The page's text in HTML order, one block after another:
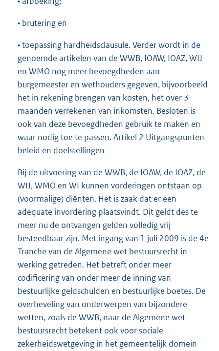
• brutering en
• toepassing hardheidsclausule. Verder wordt in de
genoemde artikelen van de WWB, IOAW, IOAZ, WIJ
en WMO nog meer bevoegdheden aan
burgemeester en wethouders gegeven, bijvoorbeeld
het in rekening brengen van kosten, het over 3
maanden verrekenen van inkomsten. Besloten is
ook van deze bevoegdheden gebruik te maken en
waar nodig toe te passen. Artikel 2 Uitgangspunten
beleid en doelstellingen
Bij de uitvoering van de WWB, de IOAW, de IOAZ, de
WIJ, WMO en WI kunnen vorderingen ontstaan op
(voormalige) cliënten. Het is zaak dat er een
adequate invordering plaatsvindt. Dit geldt des te
meer nu de ontvangen gelden volledig vrij
besteedbaar zijn. Met ingang van 1 juli 2009 is de 4e
Tranche van de Algemene wet bestuursrecht in
werking getreden. Het betreft onder meer
codificering van onder meer de inning van
bestuurlijke geldschulden en bestuurlijke boetes. De
overheveling van onderwerpen van bijzondere
wetten, zoals de WWB, naar de Algemene wet
bestuursrecht betekent ook voor sociale
zekerheidswetgeving in het gemeentelijk domein